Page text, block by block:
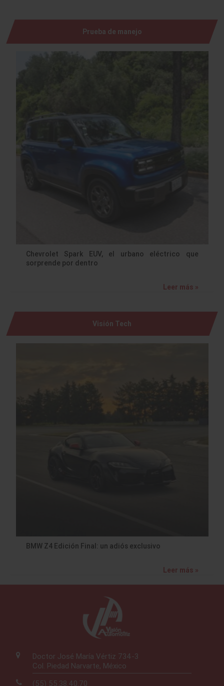
Prueba de manejo
Chevrolet Spark EUV, el urbano eléctrico que
sorprende por dentro
Leer más »
Visión Tech
BMW Z4 Edición Final: un adiós exclusivo
Leer más »
Doctor José María Vértiz 734-3
Col. Piedad Narvarte, México
(55) 55.38.40.70